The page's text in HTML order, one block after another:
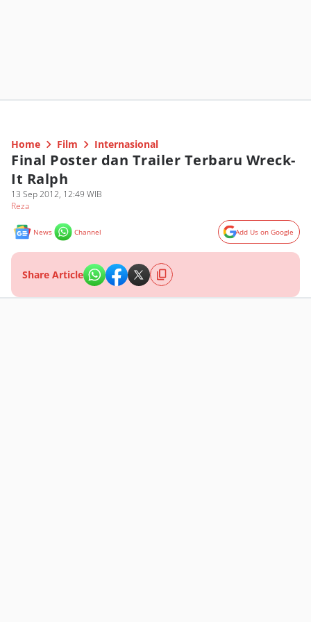
Home Film Internasional
Final Poster dan Trailer Terbaru Wreck-
It Ralph
13 Sep 2012, 12:49 WIB
Reza
News Channel Add Us on Google
Share Article